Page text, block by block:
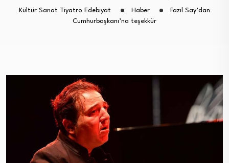
Kültür Sanat Tiyatro Edebiyat Haber
Fazıl Say’dan
Cumhurbaşkanı’na teşekkür